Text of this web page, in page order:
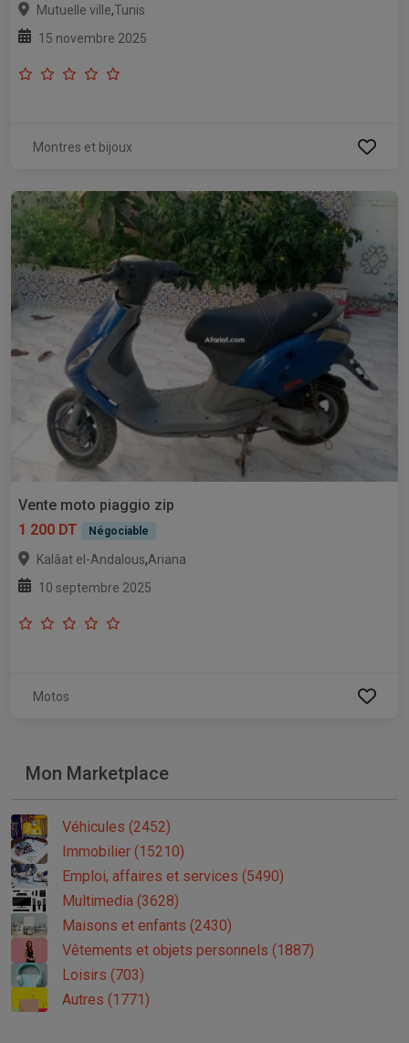
Mutuelle ville,Tunis
15 novembre 2025
Montres et bijoux
Vente moto piaggio zip
1 200 DT
Négociable
Kalâat el-Andalous,Ariana
10 septembre 2025
Motos
Mon Marketplace
Véhicules (2452)
Immobilier (15210)
Emploi, affaires et services (5490)
Multimedia (3628)
Maisons et enfants (2430)
Vêtements et objets personnels (1887)
Loisirs (703)
Autres (1771)